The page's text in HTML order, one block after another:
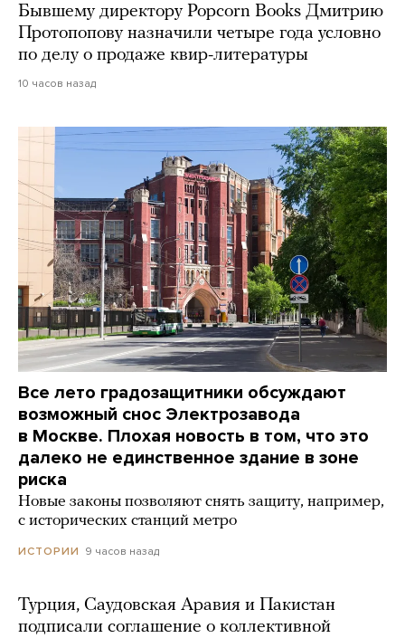
Бывшему директору Popcorn Books Дмитрию
Протопопову назначили четыре года условно
по делу о продаже квир-литературы
10 часов назад
Все лето градозащитники обсуждают
возможный снос Электрозавода
в Москве. Плохая новость в том, что это
далеко не единственное здание в зоне
риска
Новые законы позволяют снять защиту, например,
с исторических станций метро
ИСТОРИИ 9 часов назад
Турция, Саудовская Аравия и Пакистан
подписали соглашение о коллективной